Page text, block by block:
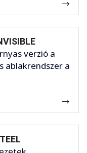
verzió a
ablakrendszer a